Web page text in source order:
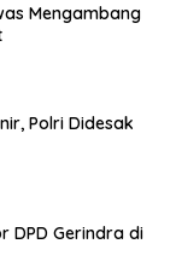
Mengambang
Polri Didesak
DPD Gerindra di